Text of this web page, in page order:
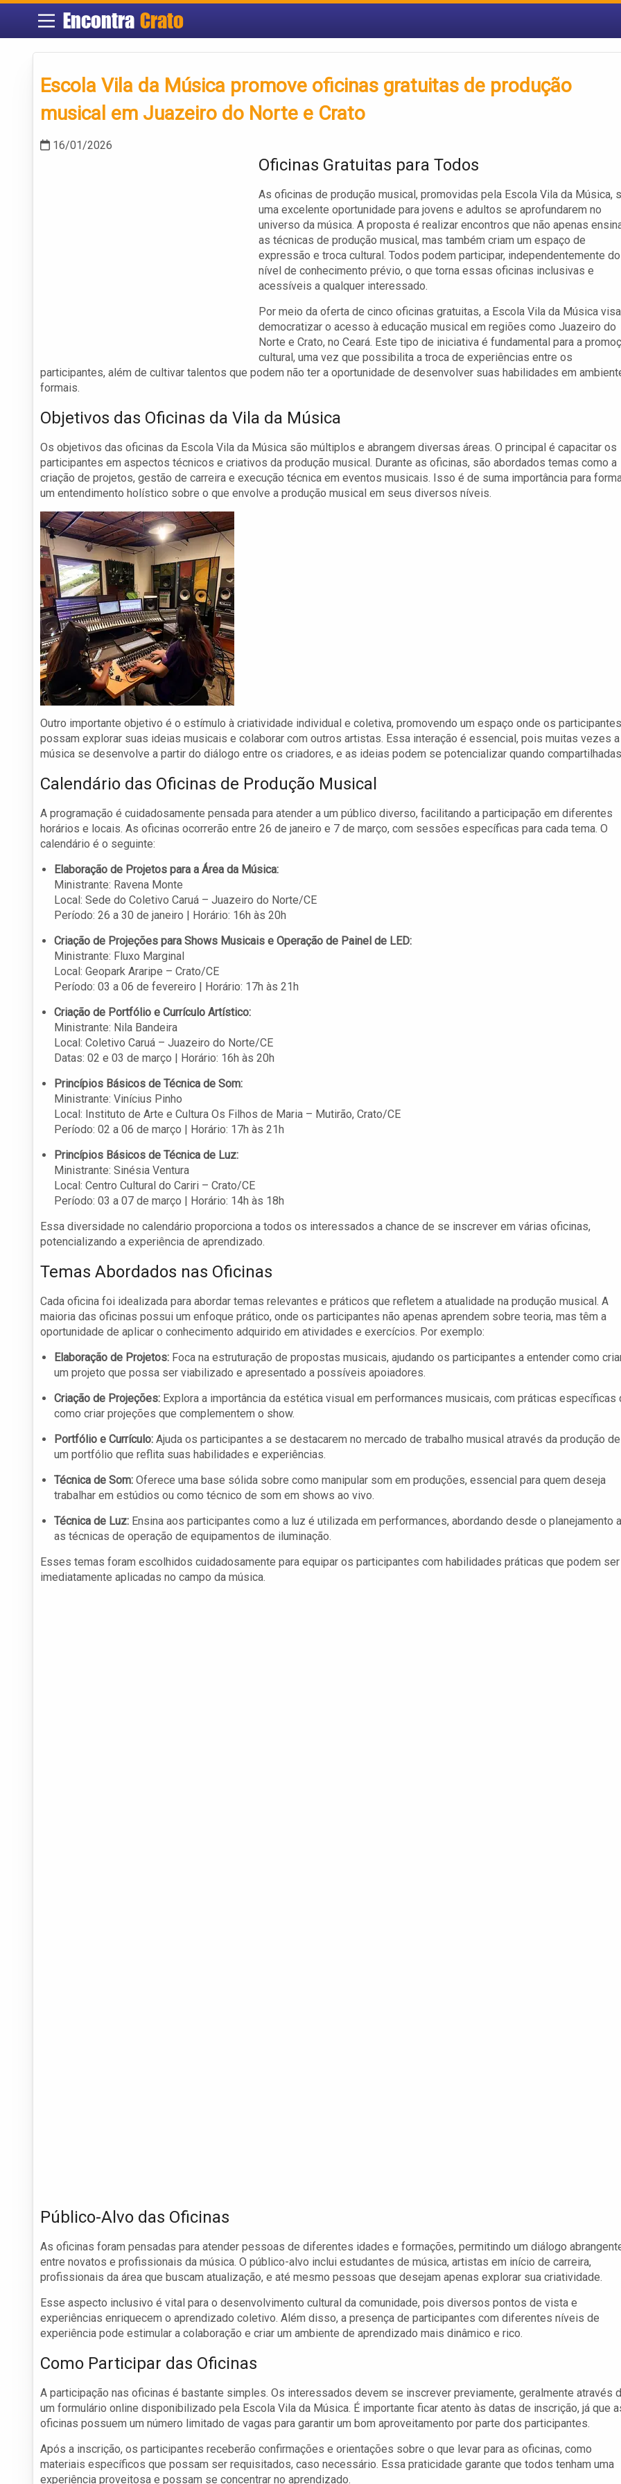
Encontra Crato
Escola Vila da Música promove oficinas gratuitas de produção
musical em Juazeiro do Norte e Crato
16/01/2026
Oficinas Gratuitas para Todos
As oficinas de produção musical, promovidas pela Escola Vila da Música,
uma excelente oportunidade para jovens e adultos se aprofundarem no
universo da música. A proposta é realizar encontros que não apenas
as técnicas de produção musical, mas também criam um espaço de
expressão e troca cultural. Todos podem participar, independentemente do
nível de conhecimento prévio, o que torna essas oficinas inclusivas e
acessíveis a qualquer interessado.
Por meio da oferta de cinco oficinas gratuitas, a Escola Vila da Música visa
democratizar o acesso à educação musical em regiões como Juazeiro do
Norte e Crato, no Ceará. Este tipo de iniciativa é fundamental para a
cultural, uma vez que possibilita a troca de experiências entre os
participantes, além de cultivar talentos que podem não ter a oportunidade de desenvolver suas habilidades em
formais.
Objetivos das Oficinas da Vila da Música
Os objetivos das oficinas da Escola Vila da Música são múltiplos e abrangem diversas áreas. O principal é capacitar os
participantes em aspectos técnicos e criativos da produção musical. Durante as oficinas, são abordados temas como a
criação de projetos, gestão de carreira e execução técnica em eventos musicais. Isso é de suma importância para
um entendimento holístico sobre o que envolve a produção musical em seus diversos níveis.
Outro importante objetivo é o estímulo à criatividade individual e coletiva, promovendo um espaço onde os participantes
possam explorar suas ideias musicais e colaborar com outros artistas. Essa interação é essencial, pois muitas vezes a
música se desenvolve a partir do diálogo entre os criadores, e as ideias podem se potencializar quando
Calendário das Oficinas de Produção Musical
A programação é cuidadosamente pensada para atender a um público diverso, facilitando a participação em diferentes
horários e locais. As oficinas ocorrerão entre 26 de janeiro e 7 de março, com sessões específicas para cada tema. O
calendário é o seguinte:
Elaboração de Projetos para a Área da Música:
Ministrante: Ravena Monte
Local: Sede do Coletivo Caruá – Juazeiro do Norte/CE
Período: 26 a 30 de janeiro | Horário: 16h às 20h
Criação de Projeções para Shows Musicais e Operação de Painel de LED:
Ministrante: Fluxo Marginal
Local: Geopark Araripe – Crato/CE
Período: 03 a 06 de fevereiro | Horário: 17h às 21h
Criação de Portfólio e Currículo Artístico:
Ministrante: Nila Bandeira
Local: Coletivo Caruá – Juazeiro do Norte/CE
Datas: 02 e 03 de março | Horário: 16h às 20h
Princípios Básicos de Técnica de Som:
Ministrante: Vinícius Pinho
Local: Instituto de Arte e Cultura Os Filhos de Maria – Mutirão, Crato/CE
Período: 02 a 06 de março | Horário: 17h às 21h
Princípios Básicos de Técnica de Luz:
Ministrante: Sinésia Ventura
Local: Centro Cultural do Cariri – Crato/CE
Período: 03 a 07 de março | Horário: 14h às 18h
Essa diversidade no calendário proporciona a todos os interessados a chance de se inscrever em várias oficinas,
potencializando a experiência de aprendizado.
Temas Abordados nas Oficinas
Cada oficina foi idealizada para abordar temas relevantes e práticos que refletem a atualidade na produção musical. A
maioria das oficinas possui um enfoque prático, onde os participantes não apenas aprendem sobre teoria, mas têm a
oportunidade de aplicar o conhecimento adquirido em atividades e exercícios. Por exemplo:
Elaboração de Projetos: Foca na estruturação de propostas musicais, ajudando os participantes a entender como
um projeto que possa ser viabilizado e apresentado a possíveis apoiadores.
Criação de Projeções: Explora a importância da estética visual em performances musicais, com práticas específicas
como criar projeções que complementem o show.
Portfólio e Currículo: Ajuda os participantes a se destacarem no mercado de trabalho musical através da produção de
um portfólio que reflita suas habilidades e experiências.
Técnica de Som: Oferece uma base sólida sobre como manipular som em produções, essencial para quem deseja
trabalhar em estúdios ou como técnico de som em shows ao vivo.
Técnica de Luz: Ensina aos participantes como a luz é utilizada em performances, abordando desde o planejamento
as técnicas de operação de equipamentos de iluminação.
Esses temas foram escolhidos cuidadosamente para equipar os participantes com habilidades práticas que podem ser
imediatamente aplicadas no campo da música.
Público-Alvo das Oficinas
As oficinas foram pensadas para atender pessoas de diferentes idades e formações, permitindo um diálogo
entre novatos e profissionais da música. O público-alvo inclui estudantes de música, artistas em início de carreira,
profissionais da área que buscam atualização, e até mesmo pessoas que desejam apenas explorar sua criatividade.
Esse aspecto inclusivo é vital para o desenvolvimento cultural da comunidade, pois diversos pontos de vista e
experiências enriquecem o aprendizado coletivo. Além disso, a presença de participantes com diferentes níveis de
experiência pode estimular a colaboração e criar um ambiente de aprendizado mais dinâmico e rico.
Como Participar das Oficinas
A participação nas oficinas é bastante simples. Os interessados devem se inscrever previamente, geralmente através
um formulário online disponibilizado pela Escola Vila da Música. É importante ficar atento às datas de inscrição, já que
oficinas possuem um número limitado de vagas para garantir um bom aproveitamento por parte dos participantes.
Após a inscrição, os participantes receberão confirmações e orientações sobre o que levar para as oficinas, como
materiais específicos que possam ser requisitados, caso necessário. Essa praticidade garante que todos tenham uma
experiência proveitosa e possam se concentrar no aprendizado.